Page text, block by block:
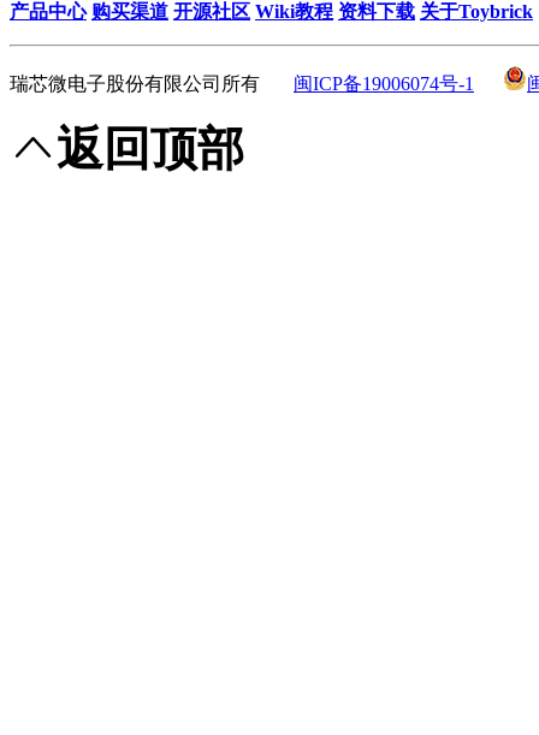
产品中心 购买渠道 开源社区 Wiki教程 资料下载 关于Toybrick
瑞芯微电子股份有限公司所有 闽ICP备19006074号-1
返回顶部